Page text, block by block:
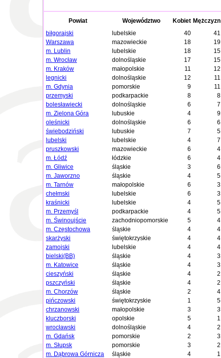
Powiat Województwo Kobiet Mężczyzn
biłgorajski
lubelskie 40
41
Warszawa
mazowieckie 18
19
m. Lublin
lubelskie 18
15
m. Wrocław
dolnośląskie 17
15
m. Kraków
małopolskie 11
12
legnicki
dolnośląskie 12
11
m. Gdynia
pomorskie 9
11
przemyski
podkarpackie 8
8
bolesławiecki
dolnośląskie 6
7
m. Zielona Góra
lubuskie 4
9
oleśnicki
dolnośląskie 6
6
świebodziński
lubuskie 7
5
lubelski
lubelskie 4
7
pruszkowski
mazowieckie 6
4
m. Łódź
łódzkie 6
4
m. Gliwice
śląskie 3
6
m. Jaworzno
śląskie 4
5
m. Tarnów
małopolskie 6
3
chełmski
lubelskie 6
3
kraśnicki
lubelskie 4
5
m. Przemyśl
podkarpackie 4
5
m. Świnoujście
zachodniopomorskie 5
4
m. Częstochowa
śląskie 4
4
skarżyski
świętokrzyskie 4
4
zamojski
lubelskie 4
4
bielski(BB)
śląskie 4
3
m. Katowice
śląskie 4
3
cieszyński
śląskie 4
2
pszczyński
śląskie 4
2
m. Chorzów
śląskie 2
4
pińczowski
świętokrzyskie 1
5
chrzanowski
małopolskie 3
3
kluczborski
opolskie 5
1
wrocławski
dolnośląskie 4
2
m. Gdańsk
pomorskie 2
3
m. Słupsk
pomorskie 3
2
m. Dąbrowa Górnicza
śląskie 4
1